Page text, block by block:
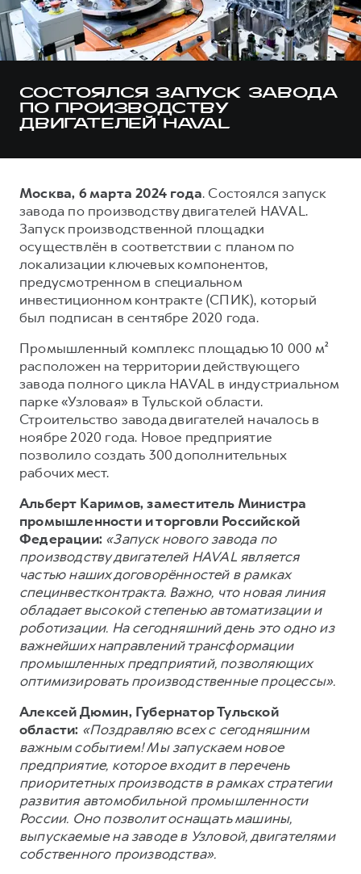
от 3 199 000 ₽ от 3 499 000 ₽
F7
от 2 899 000 ₽
F7X
от 3 599 000 ₽
POER
Тест-драйв
Трейд-ин
КРЕДИТ И СТРАХОВАНИЕ
Кредитный калькулятор
Страхование
КОРПОРАТИВНЫМ КЛИЕНТАМ
Для малого бизнеса
Корпоративным клиентам
Крупным корпоративным клиентам
Сервис для корпоративных клиентов
HAVAL Лизинг
АКСЕССУАРЫ HAVAL
Автомобильные аксессуары
Коллекция CITY
Коллекция Базовая
Коллекция Детская
СЕРВИСНОЕ ОБСЛУЖИВАНИЕ
Нулевое ТО
Регламенты технического обслуживания
Электронный ПТС
GWM Безопасность
Гарантия HAVAL
Мобильное приложение GWM
Программа «HAVAL Защита+»
Руководства по эксплуатации
АКСЕССУАРЫ HAVAL
Автомобильные аксессуары
Коллекция CITY
Коллекция Базовая
Коллекция Детская
О дилере
Наша команда
СОСТОЯЛСЯ ЗАПУСК ЗАВОДА
ПО ПРОИЗВОДСТВУ
ДВИГАТЕЛЕЙ HAVAL
Москва, 6 марта 2024 года. Состоялся запуск
завода по производству двигателей HAVAL.
Запуск производственной площадки
осуществлён в соответствии с планом по
локализации ключевых компонентов,
предусмотренном в специальном
инвестиционном контракте (СПИК), который
был подписан в сентябре 2020 года.
Промышленный комплекс площадью 10 000 м²
расположен на территории действующего
завода полного цикла HAVAL в индустриальном
парке «Узловая» в Тульской области.
Строительство завода двигателей началось в
ноябре 2020 года. Новое предприятие
позволило создать 300 дополнительных
рабочих мест.
Альберт Каримов, заместитель Министра
промышленности и торговли Российской
Федерации: «Запуск нового завода по
производству двигателей HAVAL является
частью наших договорённостей в рамках
специнвестконтракта. Важно, что новая линия
обладает высокой степенью автоматизации и
роботизации. На сегодняшний день это одно из
важнейших направлений трансформации
промышленных предприятий, позволяющих
оптимизировать производственные процессы».
Алексей Дюмин, Губернатор Тульской
области: «Поздравляю всех с сегодняшним
важным событием! Мы запускаем новое
предприятие, которое входит в перечень
приоритетных производств в рамках стратегии
развития автомобильной промышленности
России. Оно позволит оснащать машины,
выпускаемые на заводе в Узловой, двигателями
собственного производства».